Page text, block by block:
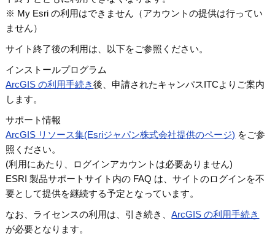
※ My Esri の利用はできません（アカウントの提供は行ってい
ません）
サイト終了後の利用は、以下をご参照ください。
インストールプログラム
ArcGIS の利用手続き後、申請されたキャンパスITCよりご案内
します。
サポート情報
ArcGIS リソース集(Esriジャパン株式会社提供のページ) をご参
照ください。
(利用にあたり、ログインアカウントは必要ありません)
ESRI 製品サポートサイト内の FAQ は、サイトのログインを不
要として提供を継続する予定となっています。
なお、ライセンスの利用は、引き続き、ArcGIS の利用手続き
が必要となります。